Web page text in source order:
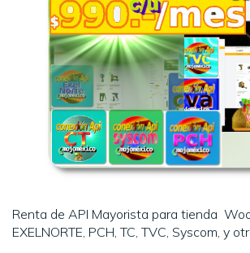
Renta de API Mayorista para tienda
EXELNORTE, PCH, TC, TVC, Syscom, y